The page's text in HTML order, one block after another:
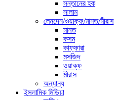
সন্তানের হক
সালাম
লেনদেন/ওয়াক্ফ/মানত/মীরাস
মানত
কসম
কাফ্ফারা
মসজিদ
ওয়াক্ফ
মীরাস
অন্যান্য
ইসলামিক মিডিয়া